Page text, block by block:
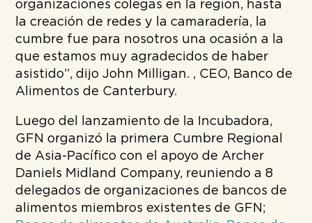
organizaciones colegas en la región, hasta
la creación de redes y la camaradería, la
cumbre fue para nosotros una ocasión a la
que estamos muy agradecidos de haber
asistido”, dijo John Milligan. , CEO, Banco de
Alimentos de Canterbury.
Luego del lanzamiento de la Incubadora,
GFN organizó la primera Cumbre Regional
de Asia-Pacífico con el apoyo de Archer
Daniels Midland Company, reuniendo a 8
delegados de organizaciones de bancos de
alimentos miembros existentes de GFN;